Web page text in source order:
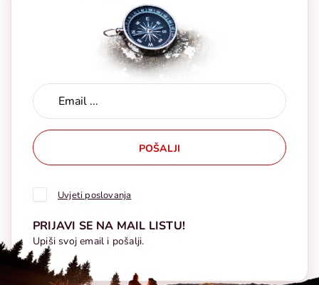
POŠALJI
Uvjeti poslovanja
PRIJAVI SE NA MAIL LISTU!
Upiši svoj email i pošalji.